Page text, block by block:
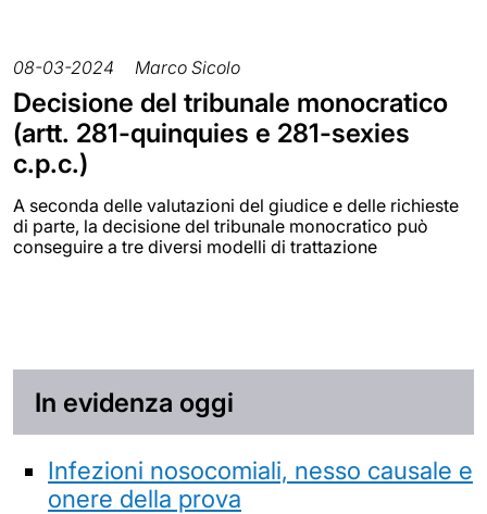
08-03-2024 Marco Sicolo
Decisione del tribunale monocratico
(artt. 281-quinquies e 281-sexies
c.p.c.)
A seconda delle valutazioni del giudice e delle richieste
di parte, la decisione del tribunale monocratico può
conseguire a tre diversi modelli di trattazione
In evidenza oggi
Infezioni nosocomiali, nesso causale e
onere della prova